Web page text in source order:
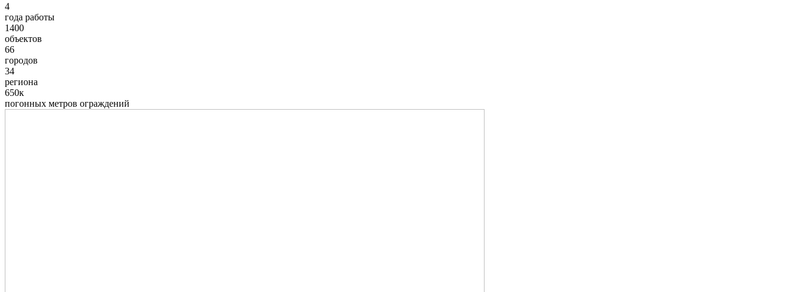
4
года работы
1400
объектов
66
городов
34
региона
650к
погонных метров ограждений